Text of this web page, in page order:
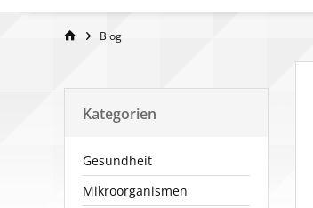
Blog
Kategorien
Gesundheit
Mikroorganismen